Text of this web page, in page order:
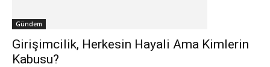
Gündem
Girişimcilik, Herkesin Hayali Ama Kimlerin
Kabusu?